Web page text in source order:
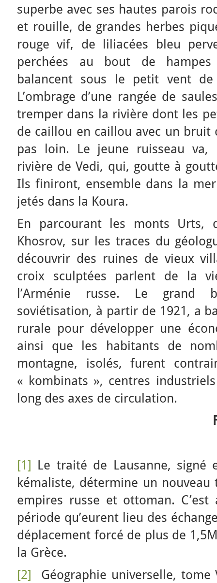
superbe avec ses hautes parois
et rouille, de grandes herbes
rouge vif, de liliacées bleu
perchées au bout de
balancent sous le petit vent
L’ombrage d’une rangée de
tremper dans la rivière dont les
de caillou en caillou avec un bruit
pas loin. Le jeune ruisseau va,
rivière de Vedi, qui, goutte à
Ils finiront, ensemble dans la mer
jetés dans la Koura.
En parcourant les monts Urts,
Khosrov, sur les traces du
découvrir des ruines de vieux
croix sculptées parlent de la
l’Arménie russe. Le grand
soviétisation, à partir de 1921, a
rurale pour développer une
ainsi que les habitants de
montagne, isolés, furent
« kombinats », centres
long des axes de circulation.
[1] Le traité de Lausanne, signé
kémaliste, détermine un
empires russe et ottoman.
période qu’eurent lieu des
déplacement forcé de plus de
la Grèce.
[2] Géographie universelle, tome